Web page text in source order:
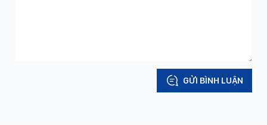
GỬI BÌNH LUẬN